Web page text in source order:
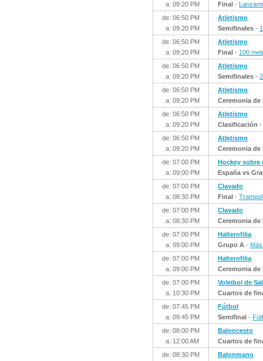
a: 09:20 PM
Final -
de: 06:50 PM
a: 09:20 PM
Atletismo
Semifinales -
de: 06:50 PM
a: 09:20 PM
Atletismo
Final - 100
de: 06:50 PM
a: 09:20 PM
Atletismo
Semifinales -
de: 06:50 PM
a: 09:20 PM
Atletismo
Ceremonia de
de: 06:50 PM
a: 09:20 PM
Atletismo
Clasificación -
de: 06:50 PM
a: 09:20 PM
Atletismo
Ceremonia de
de: 07:00 PM
a: 09:00 PM
Hockey sobre
España vs
de: 07:00 PM
a: 08:30 PM
Clavado
Final -
de: 07:00 PM
a: 08:30 PM
Clavado
Ceremonia de
de: 07:00 PM
a: 09:00 PM
Halterofilia
Grupo A -
de: 07:00 PM
a: 09:00 PM
Halterofilia
Ceremonia de
de: 07:00 PM
a: 10:30 PM
Voleibol de
Cuartos de
de: 07:45 PM
a: 09:45 PM
Fútbol
Semifinal -
de: 08:00 PM
a: 12:00 AM
Baloncesto
Cuartos de
de: 08:30 PM
Balonmano